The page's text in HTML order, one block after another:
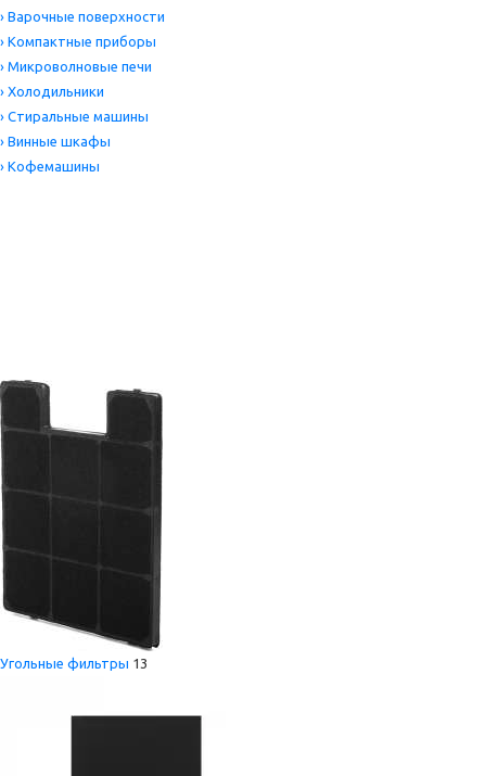
› Варочные поверхности
› Компактные приборы
› Микроволновые печи
› Холодильники
› Стиральные машины
› Винные шкафы
› Кофемашины
Угольные фильтры 13